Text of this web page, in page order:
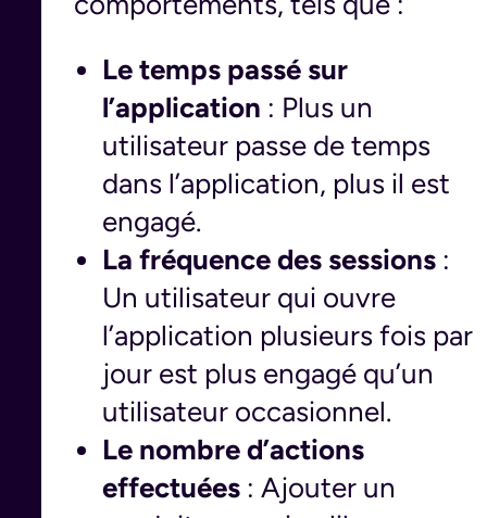
Le temps passé sur
l’application : Plus un
utilisateur passe de temps
dans l’application, plus il est
engagé.
La fréquence des sessions:
Un utilisateur qui ouvre
l’application plusieurs fois par
jour est plus engagé qu’un
utilisateur occasionnel.
Le nombre d’actions
effectuées: Ajouter un